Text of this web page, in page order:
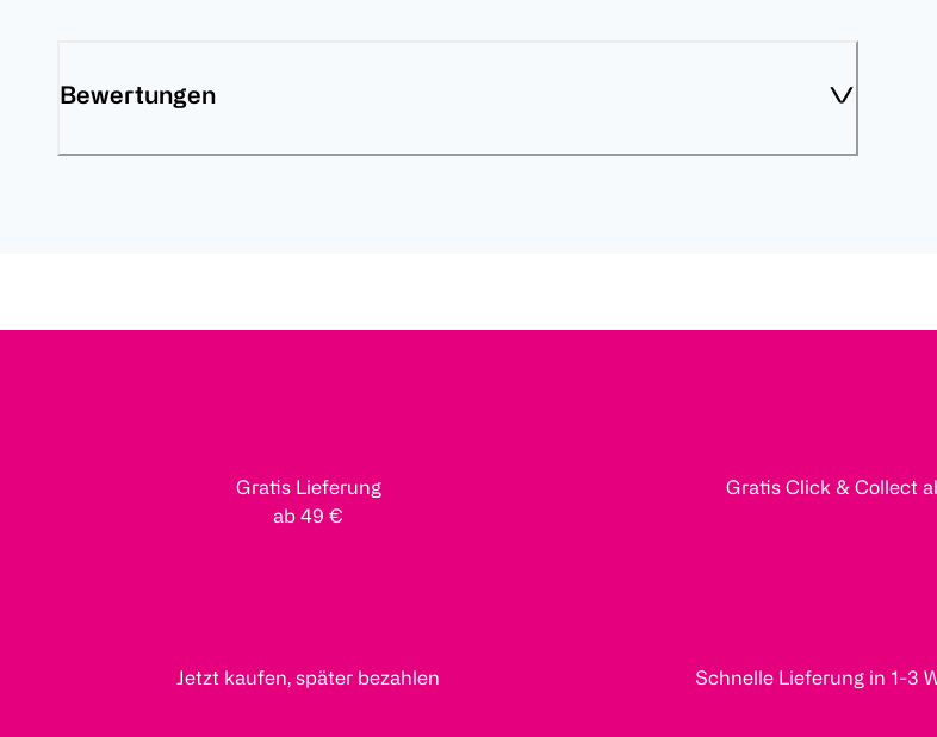
Bewertungen
Gratis Lieferung
ab 49 €
Gratis Click & Collect
Jetzt kaufen, später bezahlen Schnelle Lieferung in 1-3